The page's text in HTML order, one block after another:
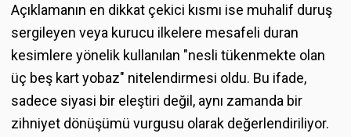
Açıklamanın en dikkat çekici kısmı ise muhalif duruş
sergileyen veya kurucu ilkelere mesafeli duran
kesimlere yönelik kullanılan "nesli tükenmekte olan
üç beş kart yobaz" nitelendirmesi oldu. Bu ifade,
sadece siyasi bir eleştiri değil, aynı zamanda bir
zihniyet dönüşümü vurgusu olarak değerlendiriliyor.